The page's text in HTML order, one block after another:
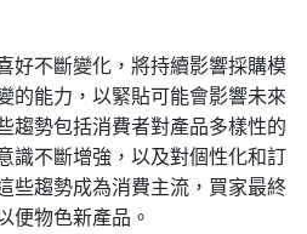
好不斷變化，將持續影響採購模
的能力，以緊貼可能會影響未來
趨勢包括消費者對產品多樣性的
識不斷增強，以及對個性化和訂
些趨勢成為消費主流，買家最終
便物色新產品。